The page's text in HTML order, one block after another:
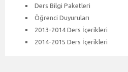
Ders Bilgi Paketleri
Öğrenci Duyuruları
2013-2014 Ders İçerikleri
2014-2015 Ders İçerikleri